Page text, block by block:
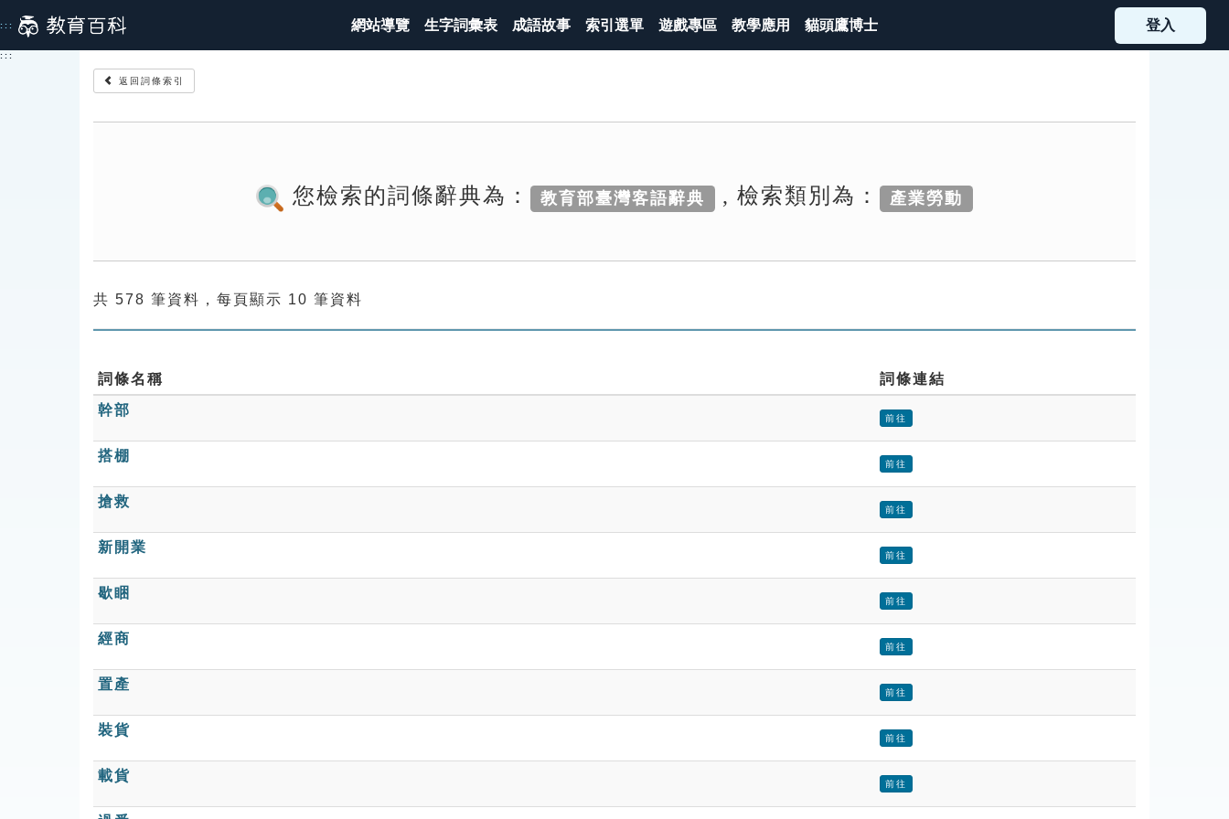
到
主
::: 網站導覽 生字詞彙表 成語故事 索引選單 遊戲專區 教學應用 貓頭鷹博士 登入
:::
返回詞條索引
您檢索的詞條辭典為： 教育部臺灣客語辭典 , 檢索類別為： 產業勞動
共 578 筆資料，每頁顯示 10 筆資料
詞條名稱
詞條連結
幹部
前往
搭棚
前往
搶救
前往
新開業
前往
歇睏
前往
經商
前往
置產
前往
裝貨
前往
載貨
前往